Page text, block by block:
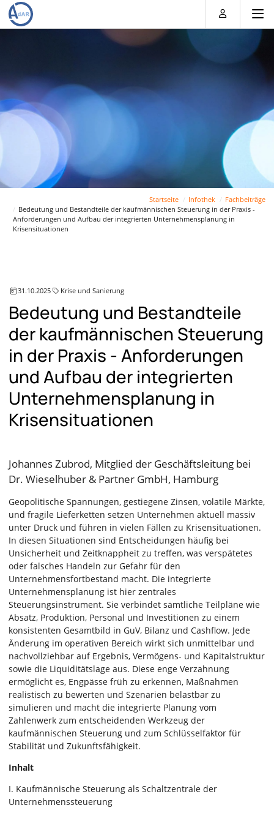
Direkt
zum
Inhalt
Direkt
zum
Hauptmenu
Direkt
zur
Suche
Direkt
zum
Footer
Startseite Infothek
Fachbeiträge
Bedeutung und Bestandteile der kaufmännischen Steuerung in der Praxis -
Anforderungen und Aufbau der integrierten Unternehmensplanung in
Krisensituationen
31.10.2025 Krise und Sanierung
Bedeutung und Bestandteile
der kaufmännischen Steuerung
in der Praxis - Anforderungen
und Aufbau der integrierten
Unternehmensplanung in
Krisensituationen
Johannes Zubrod, Mitglied der Geschäftsleitung bei
Dr. Wieselhuber & Partner GmbH, Hamburg
Geopolitische Spannungen, gestiegene Zinsen, volatile Märkte,
und fragile Lieferketten setzen Unternehmen aktuell massiv
unter Druck und führen in vielen Fällen zu Krisensituationen.
In diesen Situationen sind Entscheidungen häufig bei
Unsicherheit und Zeitknappheit zu treffen, was verspätetes
oder falsches Handeln zur Gefahr für den
Unternehmensfortbestand macht. Die integrierte
Unternehmensplanung ist hier zentrales
Steuerungsinstrument. Sie verbindet sämtliche Teilpläne wie
Absatz, Produktion, Personal und Investitionen zu einem
konsistenten Gesamtbild in GuV, Bilanz und Cashflow. Jede
Änderung im operativen Bereich wirkt sich unmittelbar und
nachvollziehbar auf Ergebnis, Vermögens- und Kapitalstruktur
sowie die Liquiditätslage aus. Diese enge Verzahnung
ermöglicht es, Engpässe früh zu erkennen, Maßnahmen
realistisch zu bewerten und Szenarien belastbar zu
simulieren und macht die integrierte Planung vom
Zahlenwerk zum entscheidenden Werkzeug der
kaufmännischen Steuerung und zum Schlüsselfaktor für
Stabilität und Zukunftsfähigkeit.
Inhalt
I. Kaufmännische Steuerung als Schaltzentrale der
Unternehmenssteuerung